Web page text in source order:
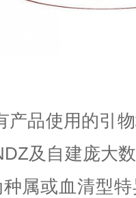
产品使用的引
及自建庞大
属或血清型